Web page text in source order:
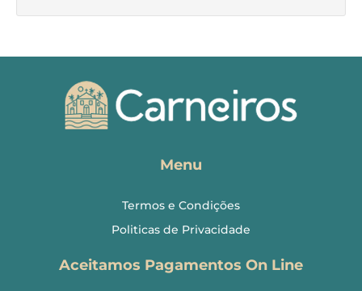
Menu
Termos e Condições
Politicas de Privacidade
Aceitamos Pagamentos On Line